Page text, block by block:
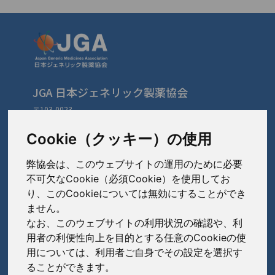
Cookie（クッキー）の使用
弊協会は、このウェブサイトの運用のために必要
不可欠なCookie（必須Cookie）を使用してお
り、このCookieについては無効にすることができ
ません。
なお、このウェブサイトの利用状況の確認や、利
用者の利便性向上を目的とする任意のCookieの使
用については、利用者ご自身でその設定を選択す
ることができます。
JGA 日本ジェネリック製薬協会
〒103-0023
TEL: 03-3279-1890 / FAX: 03-3241-2978
会員会社（あ〜さ）
あゆみ製薬株式会社
岩城製薬株式会社
大蔵製薬株式会社
キョーリンリメディオ株式会社
会員会社（た〜は）
大興製薬株式会社
ダイト株式会社
会員会社 （ま〜わ）
陽進堂ホールディングス株式会社